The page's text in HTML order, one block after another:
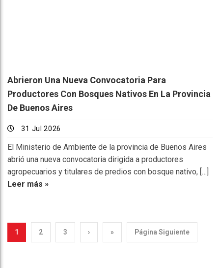
Abrieron Una Nueva Convocatoria Para
Productores Con Bosques Nativos En La Provincia
De Buenos Aires
31 Jul 2026
El Ministerio de Ambiente de la provincia de Buenos Aires
abrió una nueva convocatoria dirigida a productores
agropecuarios y titulares de predios con bosque nativo, […]
Leer más »
1 2 3 › » Página Siguiente